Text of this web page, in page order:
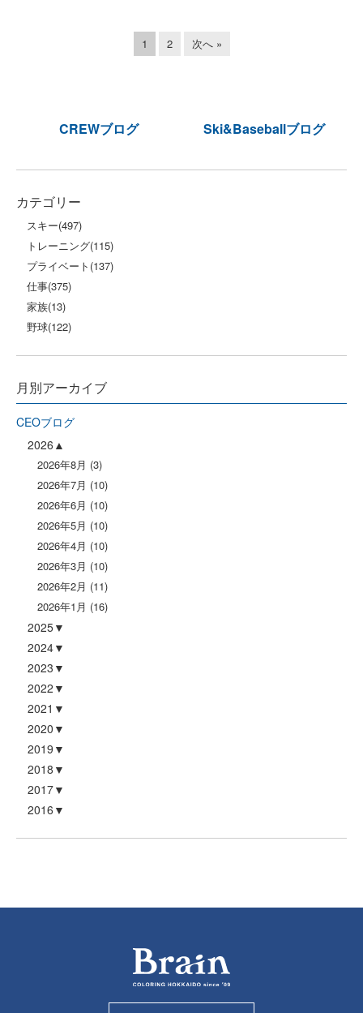
1 2 次へ »
CREWブログ Ski&Baseballブログ
カテゴリー
スキー(497)
トレーニング(115)
プライベート (137)
仕事(375)
家族(13)
野球(122)
月別アーカイブ
CEOブログ
2026
2026年8月 (3)
2026年7月 (10)
2026年6月 (10)
2026年5月 (10)
2026年4月 (10)
2026年3月 (10)
2026年2月 (11)
2026年1月 (16)
2025
2024
2023
2022
2021
2020
2019
2018
2017
2016